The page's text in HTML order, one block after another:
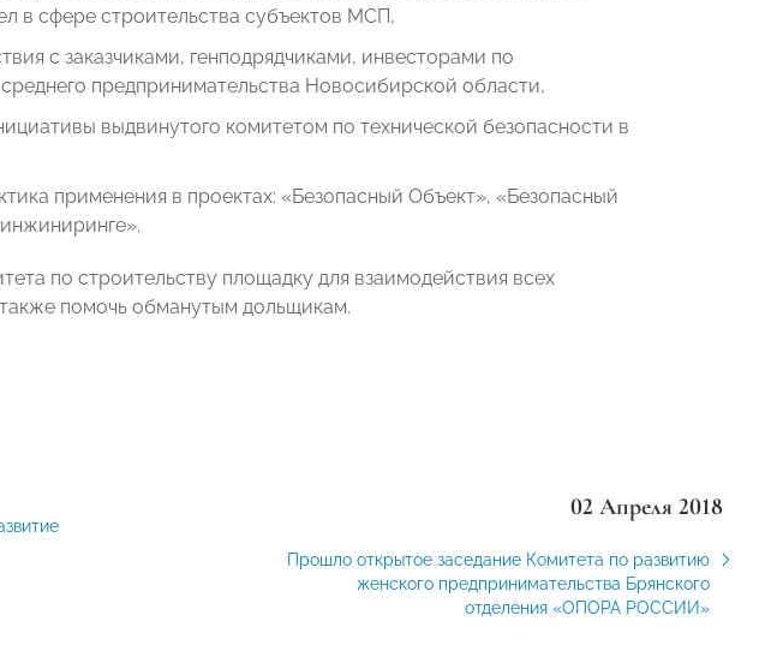
в сфере строительства субъектов МСП,
с заказчиками, генподрядчиками, инвесторами по
предпринимательства Новосибирской области,
выдвинутого комитетом по технической безопасности в
применения в проектах: «Безопасный Объект», «Безопасный
по строительству площадку для взаимодействия всех
помочь обманутым дольщикам.
02 Апреля 2018
Прошло открытое заседание Комитета по развитию
женского предпринимательства Брянского
отделения «ОПОРА РОССИИ»